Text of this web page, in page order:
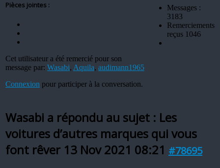
Pièces jointes :
Cet utilisateur a été remercié pour son
message par: Wasabi, Aquila, audimann1965
Connexion pour participer à la conversation.
Messages :
3183
Remerciements
reçus 1046
Wasabi a répondu au sujet : Les
voitures d’autres marques qui vous
font rêver 13 Nov 2021 08:21 #78695